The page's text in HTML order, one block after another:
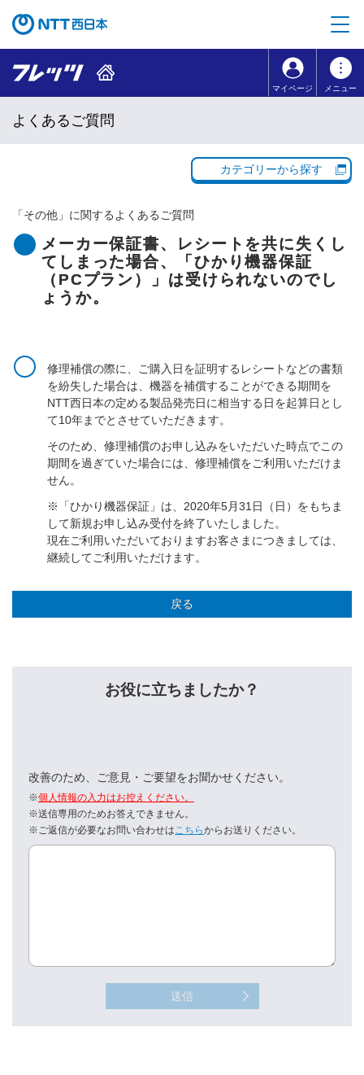
コンテンツのリンクナビゲーションへ移動
マイページ メニュー
よくあるご質問
カテゴリーから探す
「その他 」に関するよくあるご質問
メーカー保証書、レシートを共に失くし
てしまった場合、「ひかり機器保証
（PCプラン）」は受けられないのでし
ょうか。
修理補償の際に、ご購入日を証明するレシートなどの書類
を紛失した場合は、機器を補償することができる期間を
NTT西日本の定める製品発売日に相当する日を起算日とし
て10年までとさせていただきます。
そのため、修理補償のお申し込みをいただいた時点でこの
期間を過ぎていた場合には、修理補償をご利用いただけま
せん。
※「ひかり機器保証」は、2020年5月31日（日）をもちま
して新規お申し込み受付を終了いたしました。
現在ご利用いただいておりますお客さまにつきましては、
継続してご利用いただけます。
戻る
お役に立ちましたか？
改善のため、ご意見・ご要望をお聞かせください。
※個人情報の入力はお控えください。
※送信専用のためお答えできません。
※ご返信が必要なお問い合わせは こちらからお送りください。
送信